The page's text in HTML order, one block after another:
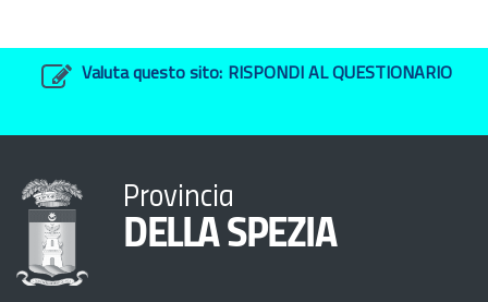
Valuta questo sito: RISPONDI AL QUESTIONARIO
Provincia
DELLA SPEZIA